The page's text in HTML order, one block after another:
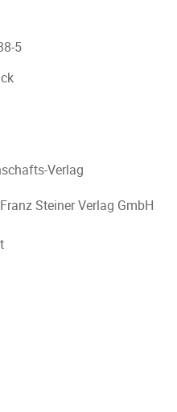
5
Verlag
Steiner Verlag GmbH